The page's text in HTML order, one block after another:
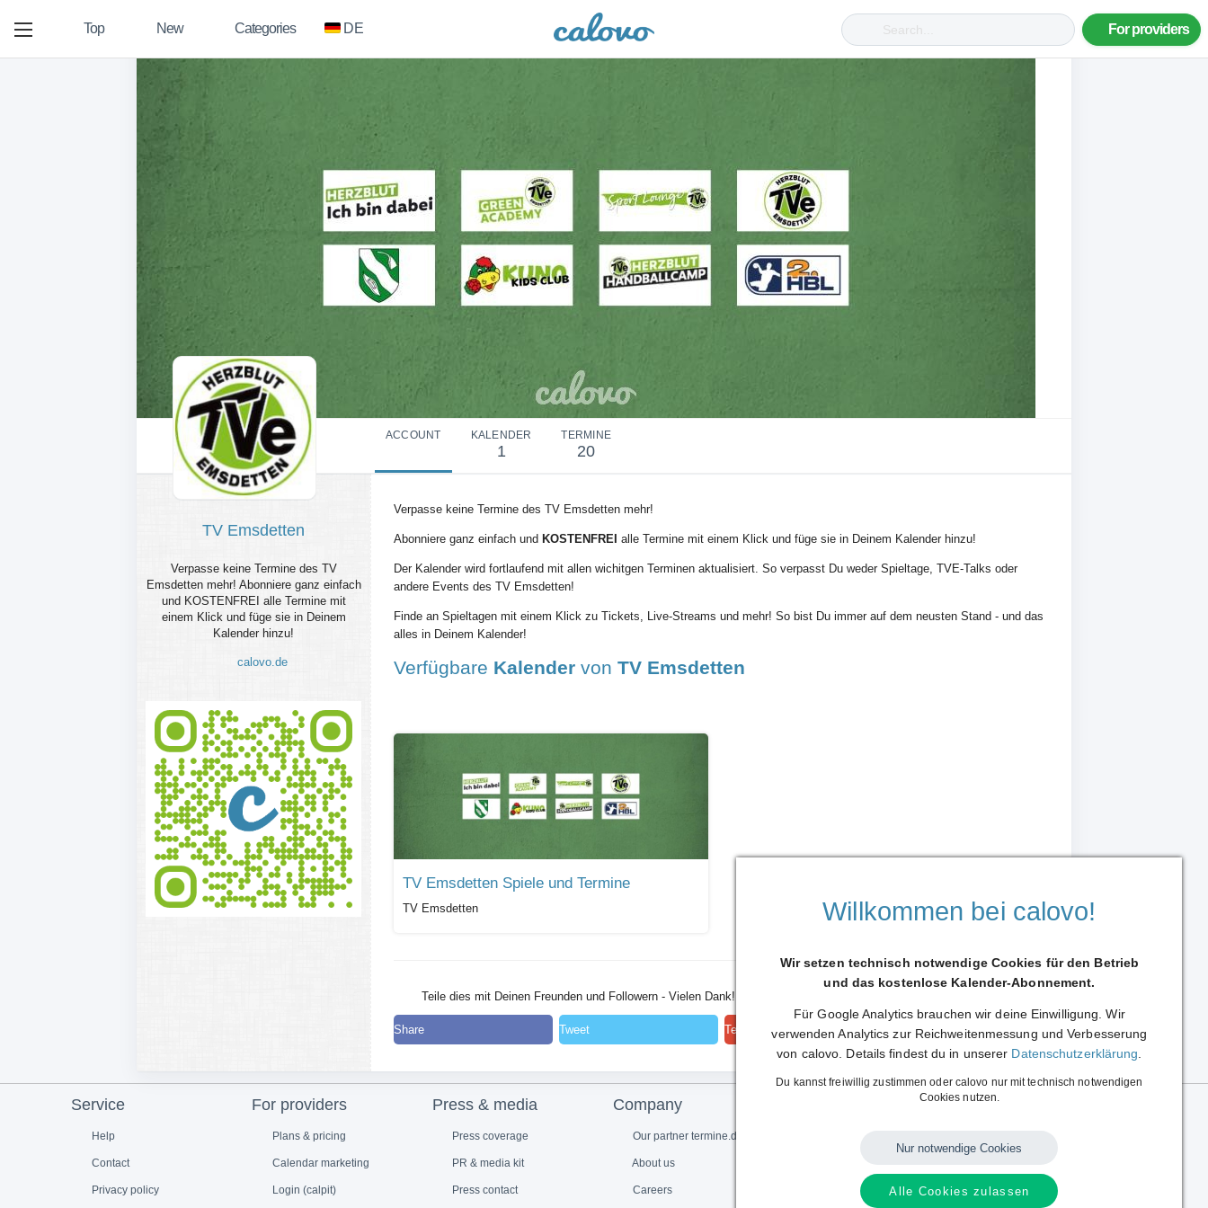
Top New Categories DE For providers
ACCOUNT KALENDER
1
TERMINE
20
TV Emsdetten
Verpasse keine Termine des TV
Emsdetten mehr! Abonniere ganz einfach
und KOSTENFREI alle Termine mit
einem Klick und füge sie in Deinem
Kalender hinzu!
calovo.de
Verpasse keine Termine des TV Emsdetten mehr!
Abonniere ganz einfach und KOSTENFREI alle Termine mit einem Klick und füge sie in Deinem Kalender hinzu!
Der Kalender wird fortlaufend mit allen wichitgen Terminen aktualisiert. So verpasst Du weder Spieltage, TVE-Talks oder
andere Events des TV Emsdetten!
Finde an Spieltagen mit einem Klick zu Tickets, Live-Streams und mehr! So bist Du immer auf dem neusten Stand - und das
alles in Deinem Kalender!
Verfügbare Kalender von TV Emsdetten
TV Emsdetten Spiele und Termine
TV Emsdetten
Teile dies mit Deinen Freunden und Followern - Vielen Dank!
Share Tweet Teilen Weiterleiten
Service
Help
Contact
Privacy policy
For providers
Plans & pricing
Calendar marketing
Login (calpit)
Press & media
Press coverage
PR & media kit
Press contact
Company
Our partner termine.de
About us
Careers
Language:
Willkommen bei calovo!
Wir setzen technisch notwendige Cookies für den Betrieb
und das kostenlose Kalender-Abonnement.
Für Google Analytics brauchen wir deine Einwilligung. Wir
verwenden Analytics zur Reichweitenmessung und Verbesserung
von calovo. Details findest du in unserer Datenschutzerklärung
Du kannst freiwillig zustimmen oder calovo nur mit technisch notwendigen
Cookies nutzen.
Nur notwendige Cookies
Alle Cookies zulassen